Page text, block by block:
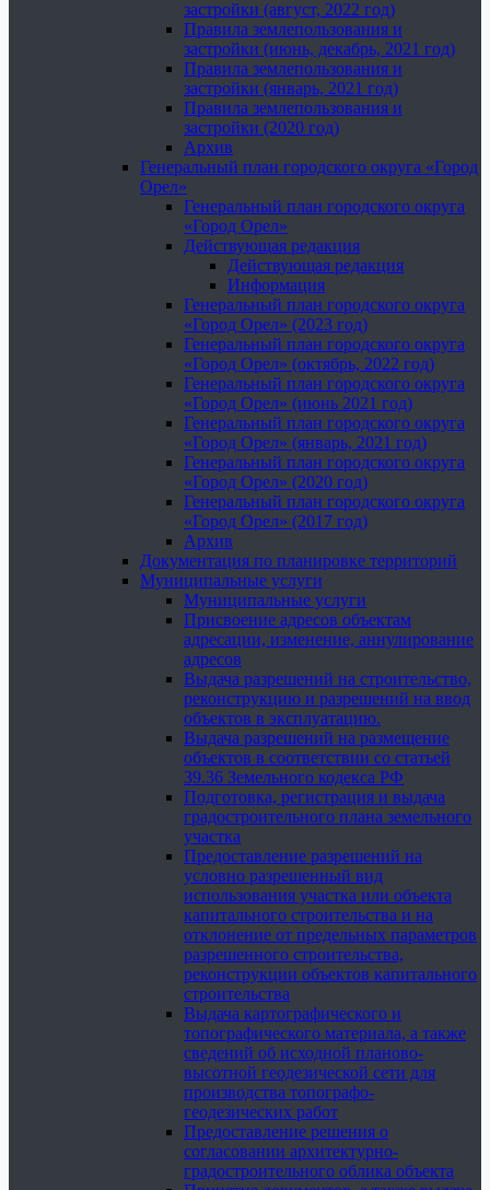
застройки (август, 2022 год)
Правила землепользования и
застройки (июнь, декабрь, 2021 год)
Правила землепользования и
застройки (январь, 2021 год)
Правила землепользования и
застройки (2020 год)
Архив
Генеральный план городского округа «Город
Орел»
Генеральный план городского округа
«Город Орел»
Действующая редакция
Действующая редакция
Информация
Генеральный план городского округа
«Город Орел» (2023 год)
Генеральный план городского округа
«Город Орел» (октябрь, 2022 год)
Генеральный план городского округа
«Город Орел» (июнь 2021 год)
Генеральный план городского округа
«Город Орел» (январь, 2021 год)
Генеральный план городского округа
«Город Орел» (2020 год)
Генеральный план городского округа
«Город Орел» (2017 год)
Архив
Документация по планировке территорий
Муниципальные услуги
Муниципальные услуги
Присвоение адресов объектам
адресации, изменение, аннулирование
адресов
Выдача разрешений на строительство,
реконструкцию и разрешений на ввод
объектов в эксплуатацию.
Выдача разрешений на размещение
объектов в соответствии со статьей
39.36 Земельного кодекса РФ
Подготовка, регистрация и выдача
градостроительного плана земельного
участка
Предоставление разрешений на
условно разрешенный вид
использования участка или объекта
капитального строительства и на
отклонение от предельных параметров
разрешенного строительства,
реконструкции объектов капитального
строительства
Выдача картографического и
топографического материала, а также
сведений об исходной планово-
высотной геодезической сети для
производства топографо-
геодезических работ
Предоставление решения о
согласовании архитектурно-
градостроительного облика объекта